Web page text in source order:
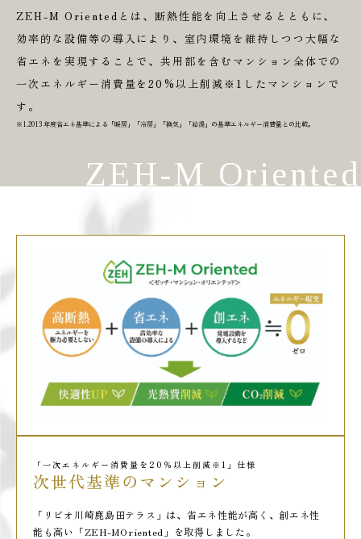
ZEH-M Oriented
ZEH-M Orientedとは、断熱性能を向上させるとともに、
効率的な設備等の導入により、室内環境を維持しつつ 大幅な
省エネを実現することで、共用部を含むマンション全体での
一次エネルギー消費量を20%以上削減※1したマンションで
す。
※1.2013 年度省エネ基準による「暖房」「冷房」「換気」「給湯」の基準エネルギー消費量との比較。
「一次エネルギー消費量を20％以上削減※1」仕様
次世代基準のマンション
「リビオ川崎鹿島田テラス」は、省エネ性能が高く、創エネ性
能も高い「ZEH-MOriented」を取得しました。